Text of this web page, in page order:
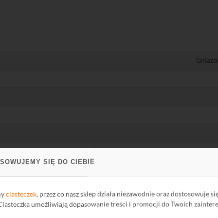
SIĘ DO CIEBIE
ciasteczek, przez co nasz sklep działa niezawodnie oraz dostosowuje
umożliwiają dopasowanie treści i promocji do Twoich
MHz
prąd A